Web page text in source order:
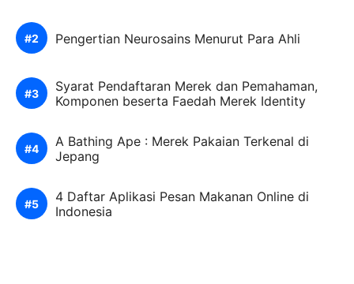
Pengertian Neurosains Menurut Para Ahli
Syarat Pendaftaran Merek dan Pemahaman,
Komponen beserta Faedah Merek Identity
A Bathing Ape : Merek Pakaian Terkenal di
Jepang
4 Daftar Aplikasi Pesan Makanan Online di
Indonesia